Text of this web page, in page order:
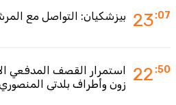
23:07 بيزشكيان: التواصل مع
22 :50
استمرار القصف المدفعي
زون وأطراف بلدتي